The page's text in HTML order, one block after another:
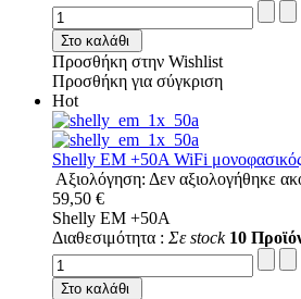
Στο καλάθι
Προσθήκη στην Wishlist
Προσθήκη για σύγκριση
Hot
Shelly EM +50A WiFi
Αξιολόγηση: Δεν αξιολογήθηκε
59,50 €
Shelly EM +50A
Διαθεσιμότητα : Σε stock 10
Στο καλάθι